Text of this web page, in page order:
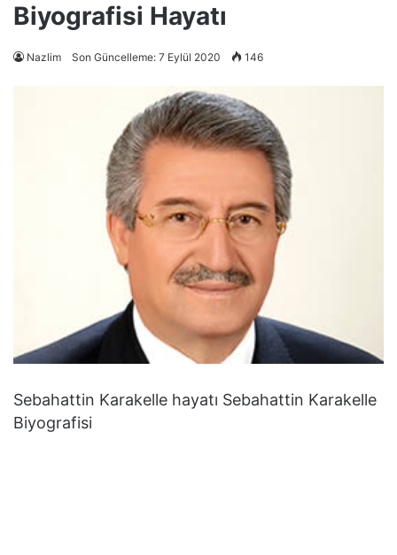
Biyografisi Hayatı
Nazlim Son Güncelleme: 7 Eylül 2020 146
Sebahattin Karakelle hayatı Sebahattin Karakelle
Biyografisi